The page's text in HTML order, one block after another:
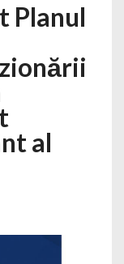
Planul
al